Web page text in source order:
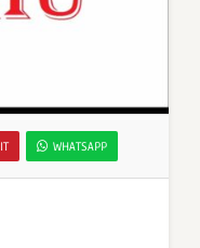
WHATSAPP